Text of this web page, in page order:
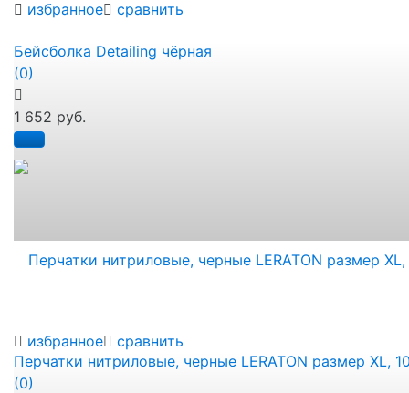
избранное сравнить
избранное сравнить
Бейсболка Detailing чёрная
(0)
1 652 руб.
Перчатки нитриловые, черные LERATON размер XL,
(0)